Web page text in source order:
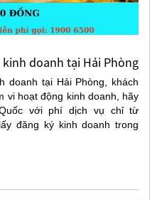
doanh tại Hải Phòng
doanh tại Hải Phòng, khách
vi hoạt động kinh doanh, hãy
với phí dịch vụ chỉ từ
đăng ký kinh doanh trong